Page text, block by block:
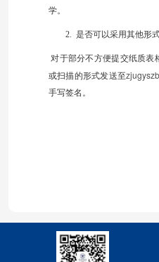
学。
2. 是否可以采用其他形
对于部分不方便提交纸质表
或扫描的形式发送至
手写签名。